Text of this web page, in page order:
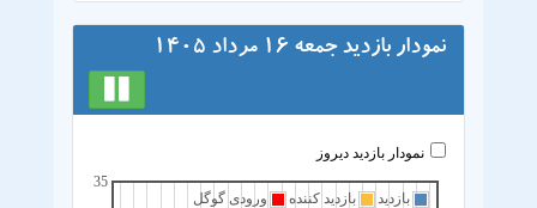
نمودار بازدید جمعه 16 مرداد 1405
نمودار بازدید دیروز
35
بازدید
بازدید کننده ورودی گوگل